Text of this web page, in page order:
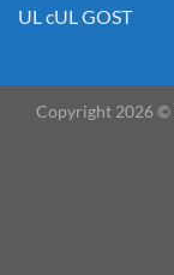
UL cUL GOST
Copyright 2026 ©